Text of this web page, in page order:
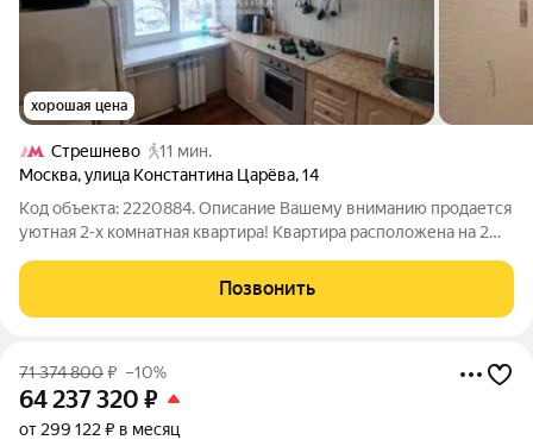
хорошая цена
Стрешнево
11 мин.
Москва,улица Константина Царёва,14
Код объекта: 2220884. Описание Вашему вниманию продается
уютная 2-х комнатная квартира! Квартира расположена на 2
Теплая, светлая квартира с окнами во двор. В квартире
выполнен косметический
Позвонить
71 374 800₽ –10%
64 237 320 ₽
от 299 122 ₽ в месяц